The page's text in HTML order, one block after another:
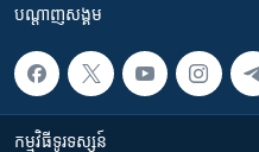
បណ្តាញ​សង្គម
កម្មវិធី​ទូរទស្សន៍